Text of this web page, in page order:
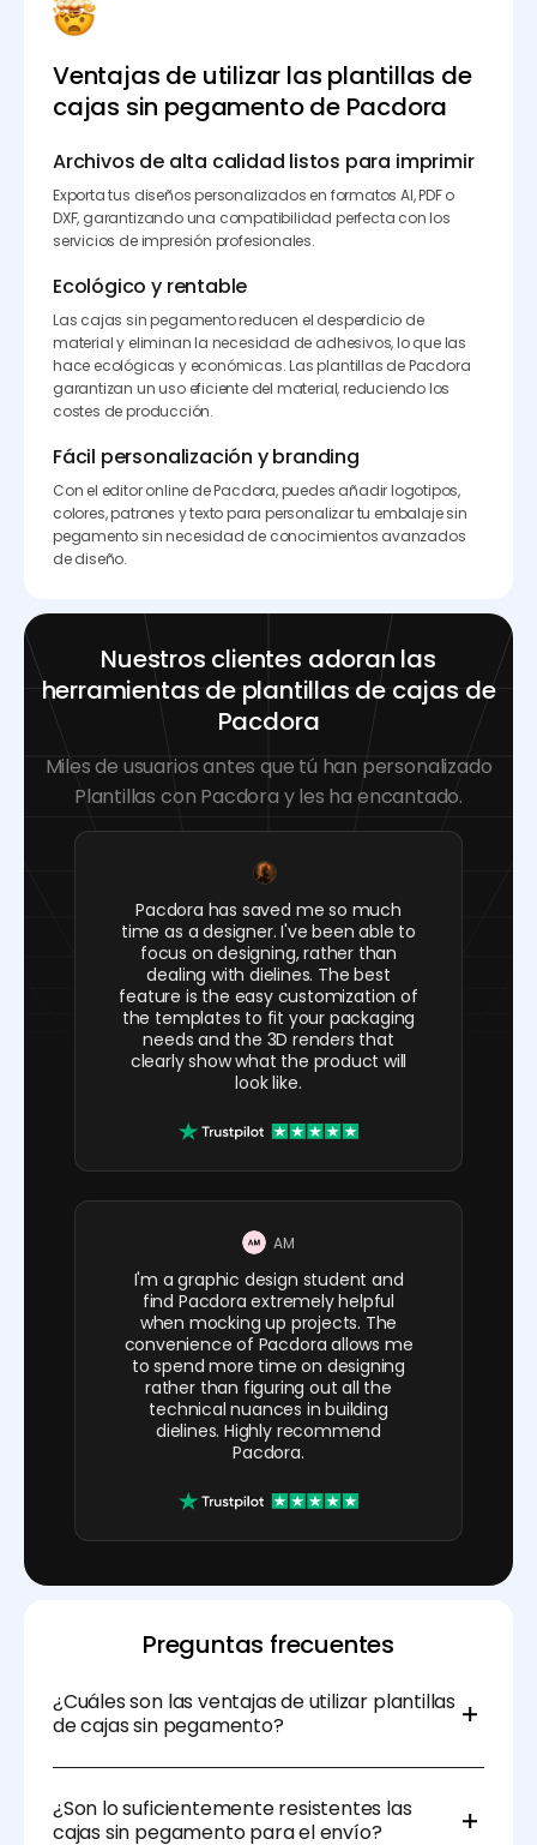
Ventajas de utilizar las plantillas de
cajas sin pegamento de Pacdora
Archivos de alta calidad listos para imprimir
Exporta tus diseños personalizados en formatos AI, PDF o
DXF, garantizando una compatibilidad perfecta con los
servicios de impresión profesionales.
Ecológico y rentable
Las cajas sin pegamento reducen el desperdicio de
material y eliminan la necesidad de adhesivos, lo que las
hace ecológicas y económicas. Las plantillas de Pacdora
garantizan un uso eficiente del material, reduciendo los
costes de producción.
Fácil personalización y branding
Con el editor online de Pacdora, puedes añadir logotipos,
colores, patrones y texto para personalizar tu embalaje sin
pegamento sin necesidad de conocimientos avanzados
de diseño.
Nuestros clientes adoran las
herramientas de plantillas de cajas de
Pacdora
Miles de usuarios antes que tú han personalizado
Plantillas con Pacdora y les ha encantado.
Pacdora has saved me so much
time as a designer. I've been able to
focus on designing, rather than
dealing with dielines. The best
feature is the easy customization of
the templates to fit your packaging
needs and the 3D renders that
clearly show what the product will
look like.
AM
I'm a graphic design student and
find Pacdora extremely helpful
when mocking up projects. The
convenience of Pacdora allows me
to spend more time on designing
rather than figuring out all the
technical nuances in building
dielines. Highly recommend
Pacdora.
Preguntas frecuentes
¿Cuáles son las ventajas de utilizar plantillas
de cajas sin pegamento?
rentables y ecológicas. Eliminan la necesidad de
adhesivos, reduciendo el desperdicio de material y
¿Son lo suficientemente resistentes las
cajas sin pegamento para el envío?